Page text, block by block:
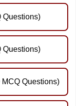
Questions)
Questions)
Questions)